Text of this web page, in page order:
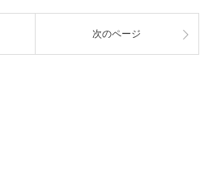
次のページ